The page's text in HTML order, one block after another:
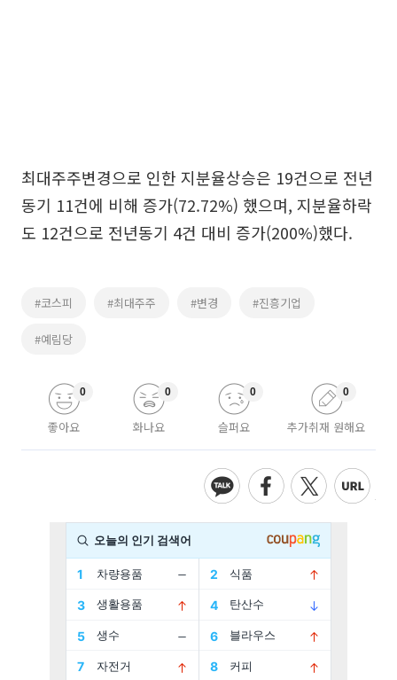
최대주주변경으로 인한 지분율상승은 19건으로 전년
동기 11건에 비해 증가(72.72%) 했으며, 지분율하락
도 12건으로 전년동기 4건 대비 증가(200%)했다.
#코스피 #최대주주 #변경 #진흥기업
#예림당
좋아요
0
화나요
0
슬퍼요
0
추가취재 원해요
0